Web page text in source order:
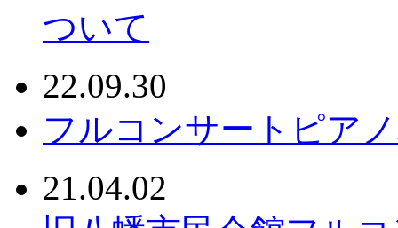
ついて
22.09.30
フルコンサートピア
21.04.02